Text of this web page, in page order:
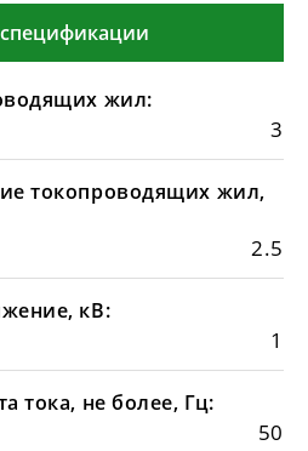
жил:
3
токопроводящих жил,
2.5
кВ:
1
тока, не более, Гц:
50